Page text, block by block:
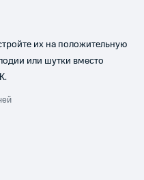
их на положительную
или шутки вместо